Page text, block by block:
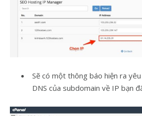
Sẽ có một thông báo hiện ra
DNS của subdomain về IP bạn